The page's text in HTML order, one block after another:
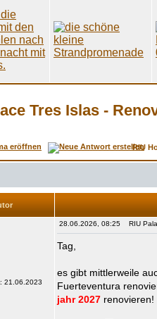
Tres Islas -
RIU
21.06.2023
28.06.2026, 08:25 RIU
Tag,
es gibt mittlerweile
Fuerteventura
jahr 2027 renovieren!